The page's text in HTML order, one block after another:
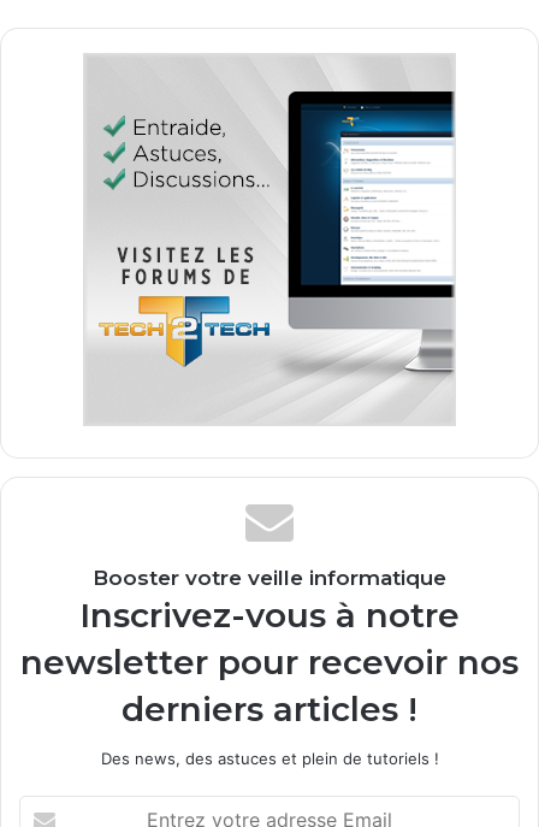
Booster votre veille informatique
Inscrivez-vous à notre
newsletter pour recevoir nos
derniers articles !
Des news, des astuces et plein de tutoriels !